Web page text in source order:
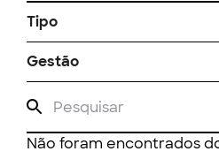
Tipo
Gestão
Não foram encontrados